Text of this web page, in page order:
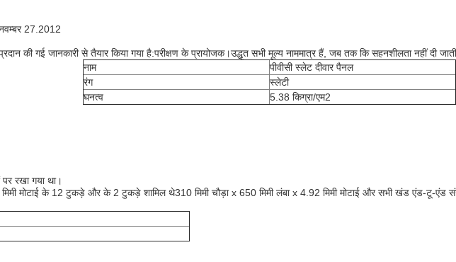
27.2012
की गई जानकारी से तैयार किया गया है:परीक्षण के प्रायोजक।उद्धृत सभी मूल्य नाममात्र हैं, जब तक कि सहनशीलता नहीं दी
नाम
पीवीसी स्लेट दीवार पैनल
रंग
स्लेटी
घनत्व
5.38 किग्रा/एम2
रखा गया था।
मोटाई के 12 टुकड़े और के 2 टुकड़े शामिल थे310 मिमी चौड़ा x 650 मिमी लंबा x 4.92 मिमी मोटाई और सभी खंड एंड-टू-एंड